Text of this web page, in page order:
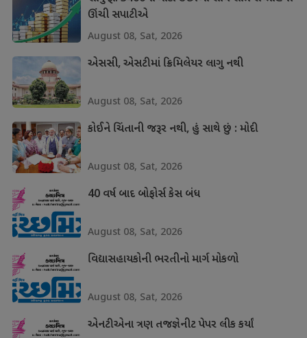
ઊંચી સપાટીએ
August 08, Sat, 2026
એસસી, એસટીમાં ક્રિમિલેયર લાગુ નથી
August 08, Sat, 2026
કોઈને ચિંતાની જરૂર નથી, હું સાથે છું : મોદી
August 08, Sat, 2026
40 વર્ષ બાદ બોફોર્સ કેસ બંધ
August 08, Sat, 2026
વિદ્યાસહાયકોની ભરતીનો માર્ગ મોકળો
August 08, Sat, 2026
એનટીએના ત્રણ તજજ્ઞેનીટ પેપર લીક કર્યાં